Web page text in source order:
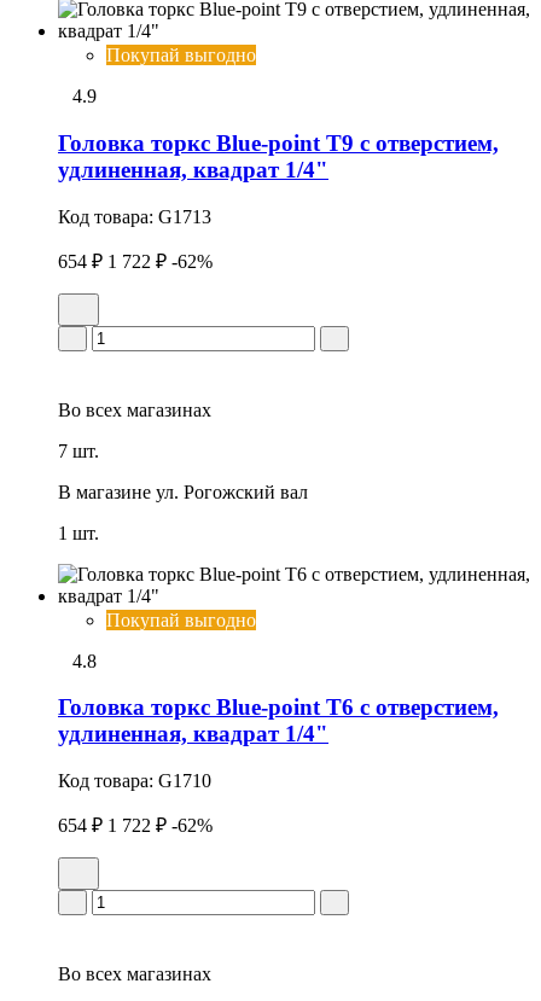
Покупай выгодно
4.9
Головка тоpкс Blue-point T9 с отверстием,
удлиненная, квадрат 1/4"
Код товара: G1713
654 ₽ 1 722 ₽ -62%
Во всех магазинах
7 шт.
В магазине ул. Рогожский вал
1 шт.
Покупай выгодно
4.8
Головка тоpкс Blue-point T6 с отверстием,
удлиненная, квадрат 1/4"
Код товара: G1710
654 ₽ 1 722 ₽ -62%
Во всех магазинах